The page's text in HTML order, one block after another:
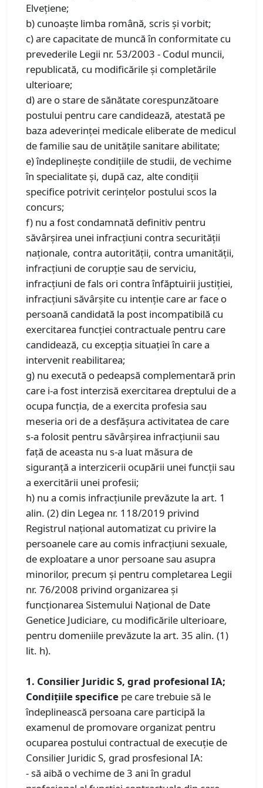
Elveţiene;
b) cunoaşte limba română, scris şi vorbit;
c) are capacitate de muncă în conformitate cu
prevederile Legii nr. 53/2003 - Codul muncii,
republicată, cu modificările şi completările
ulterioare;
d) are o stare de sănătate corespunzătoare
postului pentru care candidează, atestată pe
baza adeverinţei medicale eliberate de medicul
de familie sau de unităţile sanitare abilitate;
e) îndeplineşte condiţiile de studii, de vechime
în specialitate şi, după caz, alte condiţii
specifice potrivit cerinţelor postului scos la
concurs;
f) nu a fost condamnată definitiv pentru
săvârşirea unei infracţiuni contra securităţii
naţionale, contra autorităţii, contra umanităţii,
infracţiuni de corupţie sau de serviciu,
infracţiuni de fals ori contra înfăptuirii justiţiei,
infracţiuni săvârşite cu intenţie care ar face o
persoană candidată la post incompatibilă cu
exercitarea funcţiei contractuale pentru care
candidează, cu excepţia situaţiei în care a
intervenit reabilitarea;
g) nu execută o pedeapsă complementară prin
care i-a fost interzisă exercitarea dreptului de a
ocupa funcţia, de a exercita profesia sau
meseria ori de a desfăşura activitatea de care
s-a folosit pentru săvârşirea infracţiunii sau
faţă de aceasta nu s-a luat măsura de
siguranţă a interzicerii ocupării unei funcţii sau
a exercitării unei profesii;
h) nu a comis infracţiunile prevăzute la art. 1
alin. (2) din Legea nr. 118/2019 privind
Registrul naţional automatizat cu privire la
persoanele care au comis infracţiuni sexuale,
de exploatare a unor persoane sau asupra
minorilor, precum şi pentru completarea Legii
nr. 76/2008 privind organizarea şi
funcţionarea Sistemului Naţional de Date
Genetice Judiciare, cu modificările ulterioare,
pentru domeniile prevăzute la art. 35 alin. (1)
lit. h).
1. Consilier Juridic S, grad profesional IA;
Condiţiile specifice pe care trebuie să le
îndeplinească persoana care participă la
examenul de promovare organizat pentru
ocuparea postului contractual de execuție de
Consilier Juridic S, grad prosfesional IA:
- să aibă o vechime de 3 ani în gradul